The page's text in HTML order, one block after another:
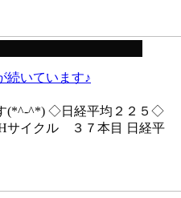
いています♪
(*^-^*) ◇日経平均２２５◇
サイクル ３７本目 日経平